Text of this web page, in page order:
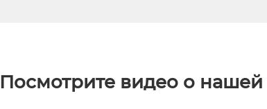
Посмотрите видео о